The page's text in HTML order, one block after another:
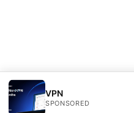
VPN
SPONSORED